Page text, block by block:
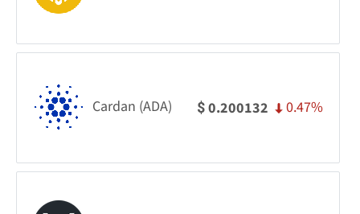
Cardan (ADA) $0.200132 0.47%